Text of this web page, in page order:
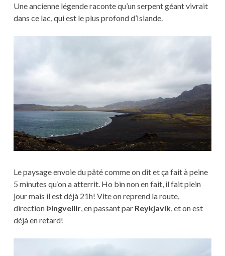
Une ancienne légende raconte qu’un serpent géant vivrait
dans ce lac, qui est le plus profond d’Islande.
Le paysage envoie du pâté comme on dit et ça fait à peine
5 minutes qu’on a atterrit. Ho bin non en fait, il fait plein
jour mais il est déjà 21h! Vite on reprend la route,
direction Þingvellir, en passant par Reykjavik, et on est
déjà en retard!